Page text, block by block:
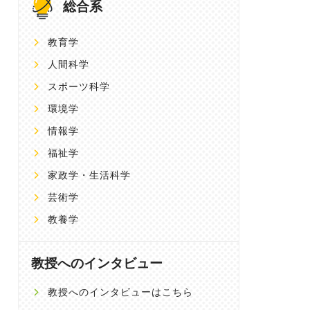
総合系
教育学
人間科学
スポーツ科学
環境学
情報学
福祉学
家政学・生活科学
芸術学
教養学
教授へのインタビュー
教授へのインタビューはこちら